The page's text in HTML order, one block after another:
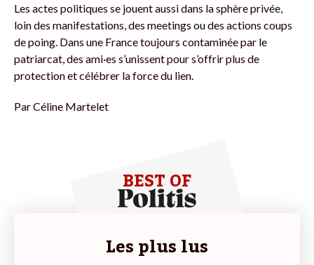
Les actes politiques se jouent aussi dans la sphère privée,
loin des manifestations, des meetings ou des actions coups
de poing. Dans une France toujours contaminée par le
patriarcat, des ami·es s’unissent pour s’offrir plus de
protection et célébrer la force du lien.
ParCéline Martelet
BEST OF
Les plus lus